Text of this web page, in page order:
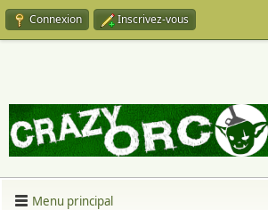
Connexion Inscrivez-vous
Menu principal